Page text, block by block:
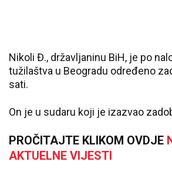
Nikoli Đ., državljaninu BiH, je po
tužilaštva u Beogradu određeno
sati.
On je u sudaru koji je izazvao
PROČITAJTE KLIKOM OVDJE
AKTUELNE VIJESTI